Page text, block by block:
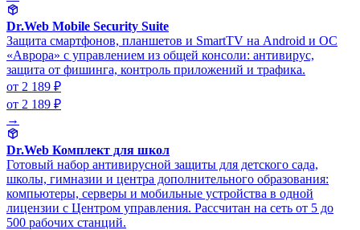
Dr.Web Mobile Security Suite
Защита смартфонов, планшетов и SmartTV на Android и ОС
«Аврора» с управлением из общей консоли: антивирус,
защита от фишинга, контроль приложений и трафика.
от 2 189 ₽
от 2 189 ₽
→
Dr.Web Комплект для школ
Готовый набор антивирусной защиты для детского сада,
школы, гимназии и центра дополнительного образования:
компьютеры, серверы и мобильные устройства в одной
лицензии с Центром управления. Рассчитан на сеть от 5 до
500 рабочих станций.